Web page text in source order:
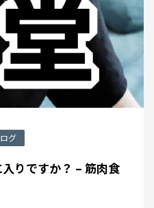
グ
りですか？ – 筋肉食